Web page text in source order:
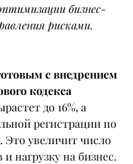
бизнес-
рисками.
с внедрением
кодекса
до 16%, а
регистрации по
увеличит число
нагрузку на бизнес.